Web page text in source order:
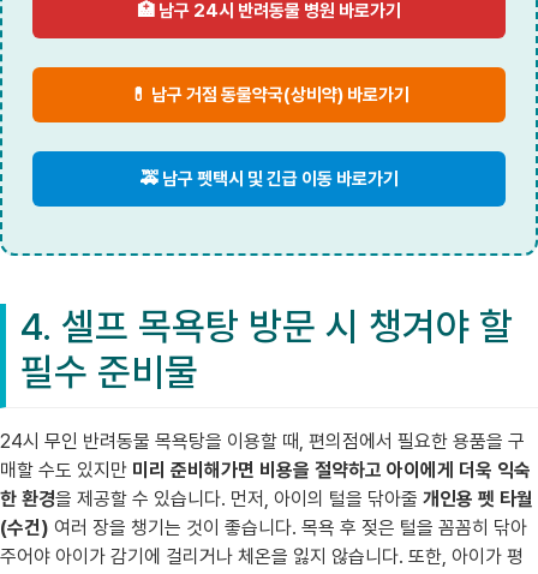
🏥 남구 24시 반려동물 병원 바로가기
💊 남구 거점 동물약국(상비약) 바로가기
🚕 남구 펫택시 및 긴급 이동 바로가기
4. 셀프 목욕탕 방문 시 챙겨야 할
필수 준비물
24시 무인 반려동물 목욕탕을 이용할 때, 편의점에서 필요한 용품을 구
매할 수도 있지만 미리 준비해가면 비용을 절약하고 아이에게 더욱 익숙
한 환경을 제공할 수 있습니다. 먼저, 아이의 털을 닦아줄 개인용 펫 타월
(수건) 여러 장을 챙기는 것이 좋습니다. 목욕 후 젖은 털을 꼼꼼히 닦아
주어야 아이가 감기에 걸리거나 체온을 잃지 않습니다. 또한, 아이가 평